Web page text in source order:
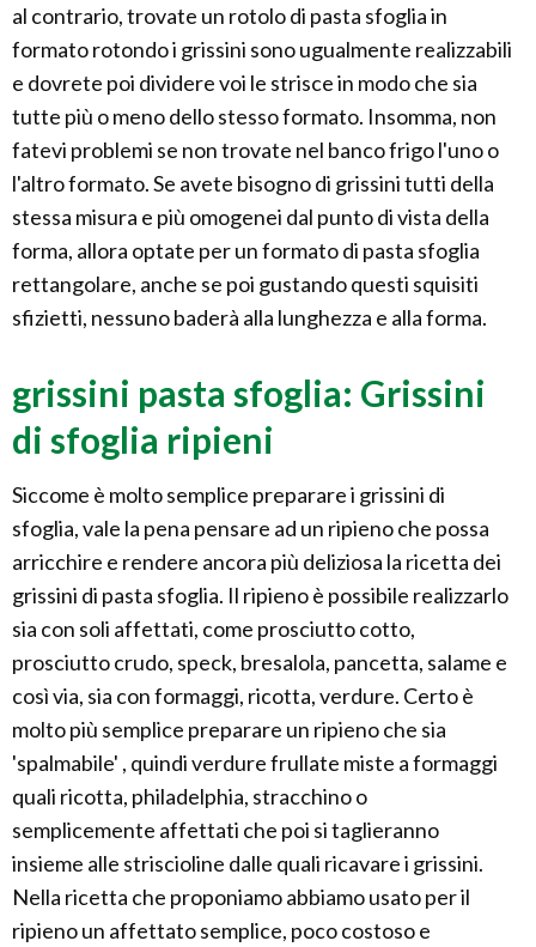
al contrario, trovate un rotolo di pasta sfoglia in
formato rotondo i grissini sono ugualmente realizzabili
e dovrete poi dividere voi le strisce in modo che sia
tutte più o meno dello stesso formato. Insomma, non
fatevi problemi se non trovate nel banco frigo l'uno o
l'altro formato. Se avete bisogno di grissini tutti della
stessa misura e più omogenei dal punto di vista della
forma, allora optate per un formato di pasta sfoglia
rettangolare, anche se poi gustando questi squisiti
sfizietti, nessuno baderà alla lunghezza e alla forma.
grissini pasta sfoglia: Grissini
di sfoglia ripieni
Siccome è molto semplice preparare i grissini di
sfoglia, vale la pena pensare ad un ripieno che possa
arricchire e rendere ancora più deliziosa la ricetta dei
grissini di pasta sfoglia. Il ripieno è possibile realizzarlo
sia con soli affettati, come prosciutto cotto,
prosciutto crudo, speck, bresalola, pancetta, salame e
così via, sia con formaggi, ricotta, verdure. Certo è
molto più semplice preparare un ripieno che sia
'spalmabile' , quindi verdure frullate miste a formaggi
quali ricotta, philadelphia, stracchino o
semplicemente affettati che poi si taglieranno
insieme alle striscioline dalle quali ricavare i grissini.
Nella ricetta che proponiamo abbiamo usato per il
ripieno un affettato semplice, poco costoso e